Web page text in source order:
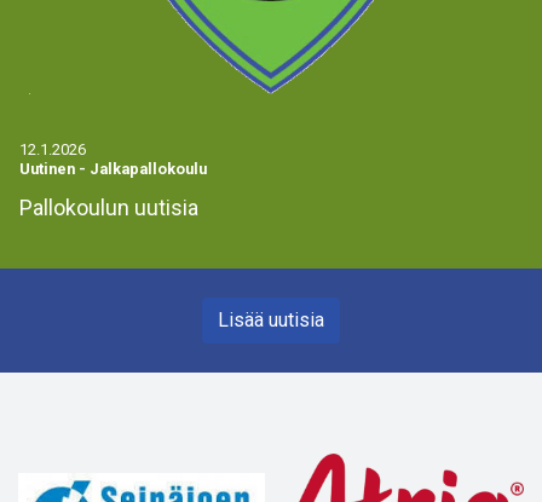
12.1.2026
Uutinen - Jalkapallokoulu
Pallokoulun uutisia
Lisää uutisia